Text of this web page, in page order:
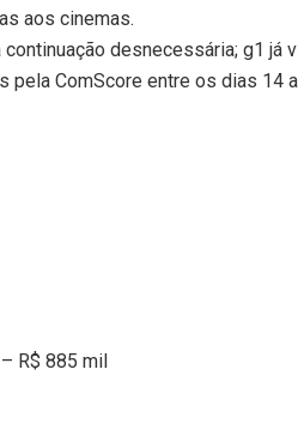
aos cinemas.
continuação desnecessária; g1 já
pela ComScore entre os dias 14
R$ 885 mil